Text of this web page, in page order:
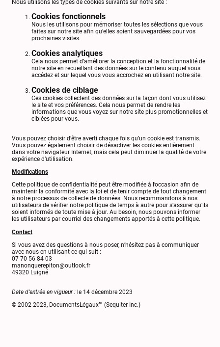
Nous utilisons les types de cookies suivants sur notre site :
Cookies fonctionnels
Nous les utilisons pour mémoriser toutes les sélections que vous
faites sur notre site afin qu’elles soient sauvegardées pour vos
prochaines visites.
Cookies analytiques
Cela nous permet d’améliorer la conception et la fonctionnalité de
notre site en recueillant des données sur le contenu auquel vous
accédez et sur lequel vous vous accrochez en utilisant notre site.
Cookies de ciblage
Ces cookies collectent des données sur la façon dont vous utilisez
le site et vos préférences. Cela nous permet de rendre les
informations que vous voyez sur notre site plus promotionnelles et
ciblées pour vous.
Vous pouvez choisir d’être averti chaque fois qu’un cookie est transmis.
Vous pouvez également choisir de désactiver les cookies entièrement
dans votre navigateur Internet, mais cela peut diminuer la qualité de votre
expérience d’utilisation.
Modifications
Cette politique de confidentialité peut être modifiée à l’occasion afin de
maintenir la conformité avec la loi et de tenir compte de tout changement
à notre processus de collecte de données. Nous recommandons à nos
utilisateurs de vérifier notre politique de temps à autre pour s’assurer qu’ils
soient informés de toute mise à jour. Au besoin, nous pouvons informer
les utilisateurs par courriel des changements apportés à cette politique.
Contact
Si vous avez des questions à nous poser, n’hésitez pas à communiquer
avec nous en utilisant ce qui suit :
07 70 56 84 03
manonquerepiton@outlook.fr
49320 Luigné
Date d’entrée en vigueur : le 14 décembre 2023
© 2002-2023, DocumentsLégaux™ (Sequiter Inc.)